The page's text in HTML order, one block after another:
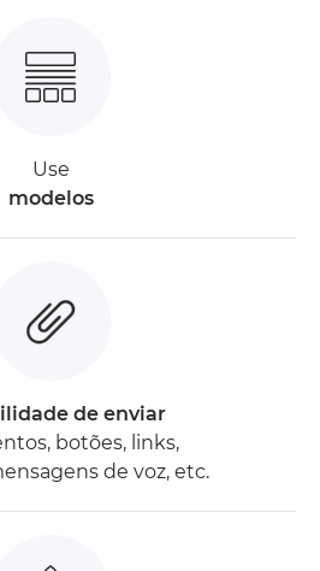
Use
modelos
de enviar
botões, links,
de voz, etc.